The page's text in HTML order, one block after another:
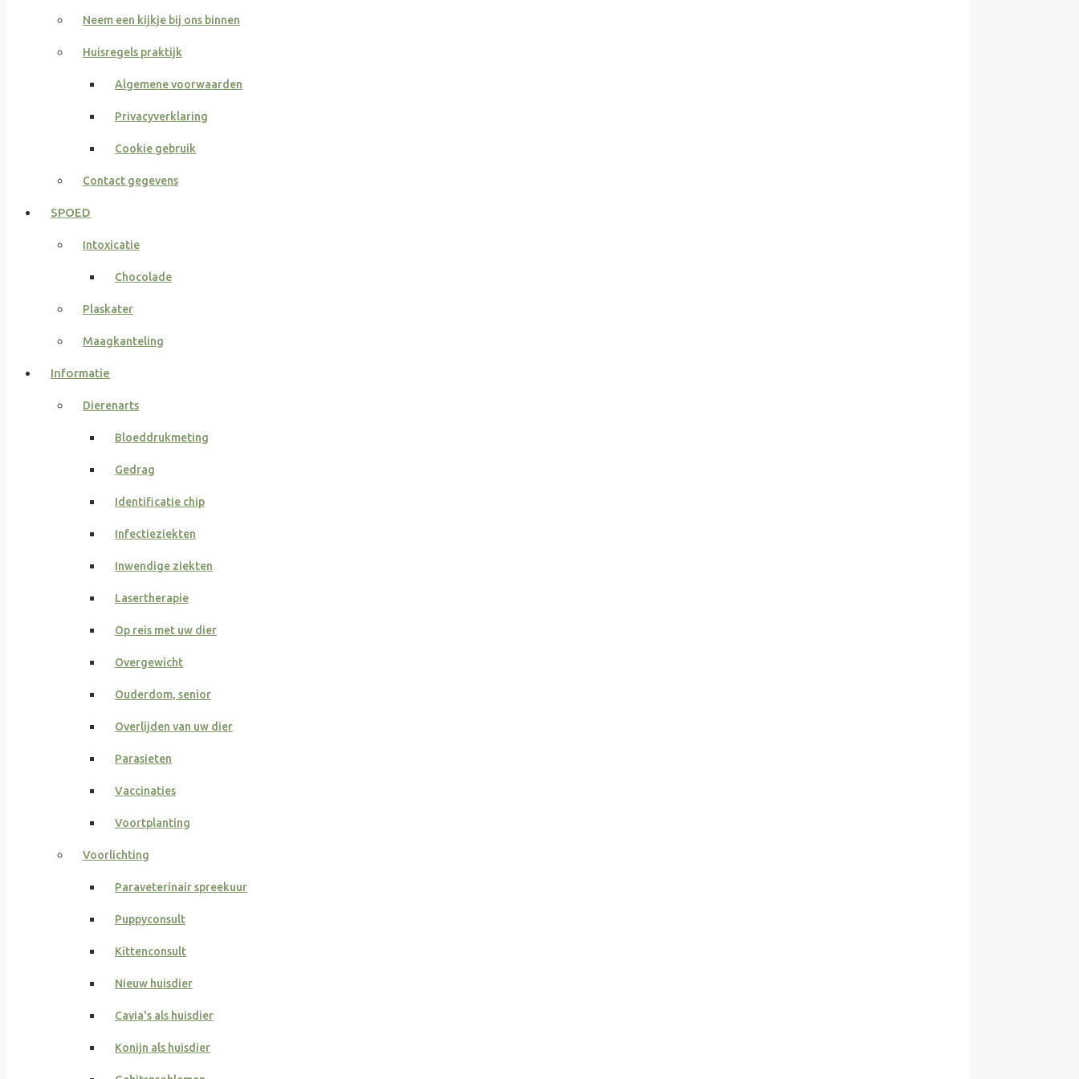
Neem een kijkje bij ons binnen
Huisregels praktijk
Algemene voorwaarden
Privacyverklaring
Cookie gebruik
Contact gegevens
SPOED
Intoxicatie
Chocolade
Plaskater
Maagkanteling
Informatie
Dierenarts
Bloeddrukmeting
Gedrag
Identificatie chip
Infectieziekten
Inwendige ziekten
Lasertherapie
Op reis met uw dier
Overgewicht
Ouderdom, senior
Overlijden van uw dier
Parasieten
Vaccinaties
Voortplanting
Voorlichting
Paraveterinair spreekuur
Puppyconsult
Kittenconsult
Nieuw huisdier
Cavia's als huisdier
Konijn als huisdier